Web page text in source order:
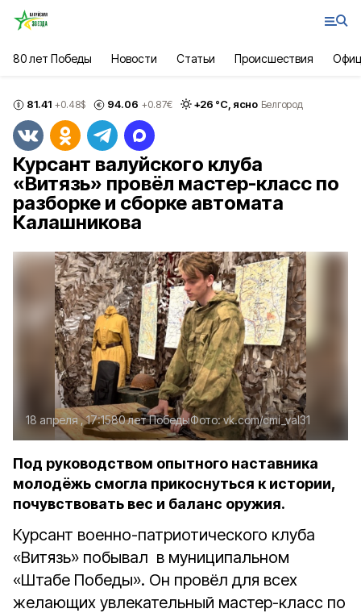
80 лет Победы Новости Статьи Происшествия
81.41 +0.48$ 94.06 +0.87€ +26 °С, ясно Белгород
Курсант валуйского клуба
«Витязь» провёл мастер-класс по
разборке и сборке автомата
Калашникова
18 апреля , 17:1580 лет ПобедыФото:vk.com/cmi_val31
Под руководством опытного наставника
молодёжь смогла прикоснуться к истории,
почувствовать вес и баланс оружия.
Курсант военно-патриотического клуба
«Витязь» побывал в муниципальном
«Штабе Победы». Он провёл для всех
желающих увлекательный мастер-класс по